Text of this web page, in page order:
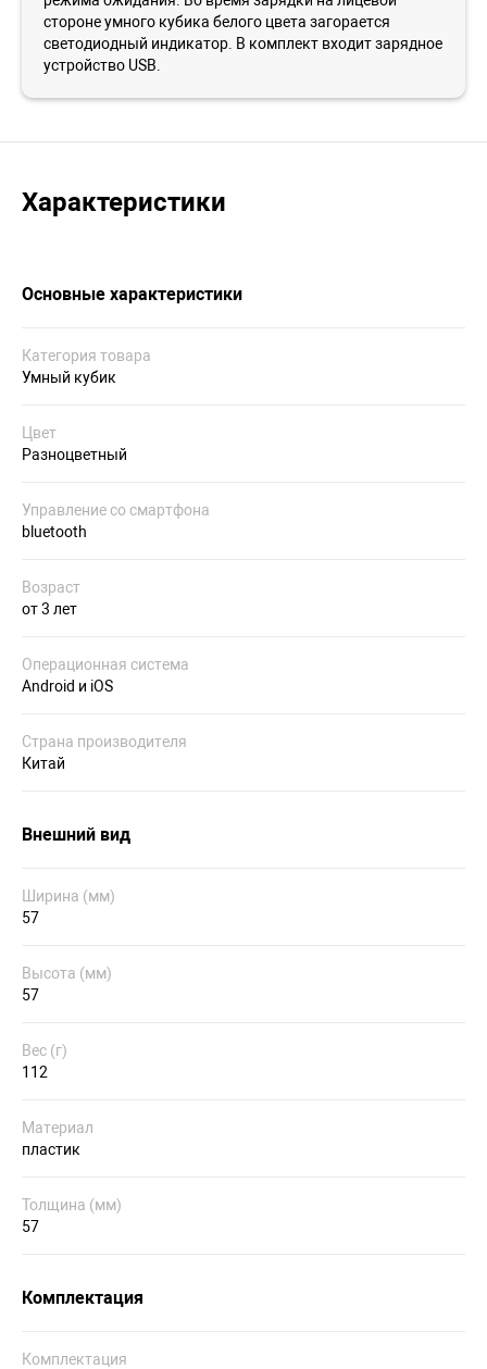
стороне умного кубика белого цвета загорается
светодиодный индикатор. В комплект входит зарядное
устройство USB.
Характеристики
Основные характеристики
Категория товара
Умный кубик
Цвет
Разноцветный
Управление со смартфона
bluetooth
Возраст
от 3 лет
Операционная система
Android и iOS
Страна производителя
Китай
Внешний вид
Ширина (мм)
57
Высота (мм)
57
Вес (г)
112
Материал
пластик
Толщина (мм)
57
Комплектация
Комплектация